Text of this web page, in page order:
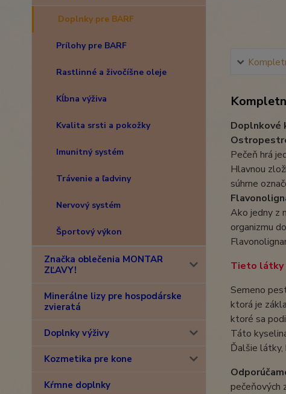
Doplnky pre BARF
Prílohy pre BARF
Rastlinné a živočíšne oleje
Kĺbna výživa
Kvalita srsti a pokožky
Imunitný systém
Trávenie a ľadviny
Nervový systém
Športový výkon
Značka oblečenia MONTAR
ZĽAVY!
Minerálne lizy pre hospodárske
zvieratá
Doplnky výživy
Kozmetika pre kone
Kŕmne doplnky
Doplnkové
Pečeň hrá
Hlavnou
súhrne
Ako jedny z
organizmu
Tieto látky
Semeno
ktorá je
ktoré sa
Táto
Ďalšie
pečeňových